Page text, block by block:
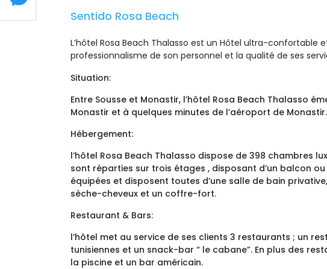
Sentido Rosa Beach
L’hôtel Rosa Beach Thalasso est un Hôtel ultra-
professionnalisme de son personnel et la qualité de ses
Situation:
Entre Sousse et Monastir, l’hôtel Rosa Beach Thalasso
Monastir et à quelques minutes de l’aéroport de
Hébergement:
l’hôtel Rosa Beach Thalasso dispose de 398 chambres
sont réparties sur trois étages , disposant d’un balcon
équipées et disposent toutes d’une salle de bain
sèche-cheveux et un coffre-fort.
Restaurant & Bars:
l’hôtel met au service de ses clients 3 restaurants ; un
tunisiennes et un snack-bar “ le cabane”. En plus des
la piscine et un bar américain.